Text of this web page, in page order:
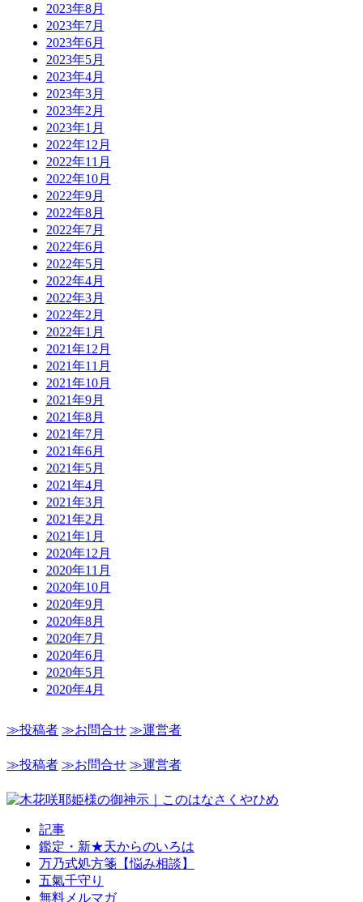
2023年8月
2023年7月
2023年6月
2023年5月
2023年4月
2023年3月
2023年2月
2023年1月
2022年12月
2022年11月
2022年10月
2022年9月
2022年8月
2022年7月
2022年6月
2022年5月
2022年4月
2022年3月
2022年2月
2022年1月
2021年12月
2021年11月
2021年10月
2021年9月
2021年8月
2021年7月
2021年6月
2021年5月
2021年4月
2021年3月
2021年2月
2021年1月
2020年12月
2020年11月
2020年10月
2020年9月
2020年8月
2020年7月
2020年6月
2020年5月
2020年4月
≫投稿者 ≫お問合せ ≫運営者
≫投稿者 ≫お問合せ ≫運営者
記事
鑑定・新★天からのいろは
万乃式処方箋【悩み相談】
五氣千守り
無料メルマガ